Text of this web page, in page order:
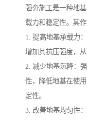
强夯施工是一种地
载力和稳定性。其
1. 提高地基承载力
增加其抗压强度，
2. 减少地基沉降：
性，降低地基在使
定性。
3. 改善地基均匀性